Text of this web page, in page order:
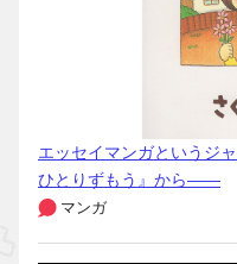
エッセイマンガというジ
ひとりずもう』から――
マンガ